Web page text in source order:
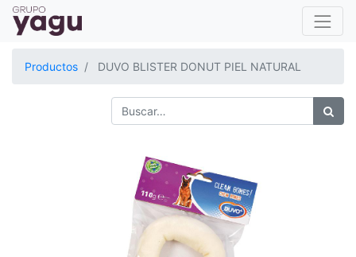
Productos DUVO BLISTER DONUT PIEL NATURAL